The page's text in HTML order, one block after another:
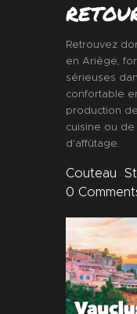
Retrouvez
en Ariège,
sérieuses
confortable
production
cuisine ou
d'affûtage.
Couteau
0